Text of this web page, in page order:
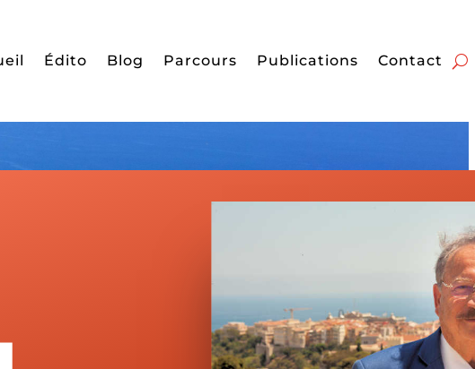
Édito Blog Parcours Publications Contact